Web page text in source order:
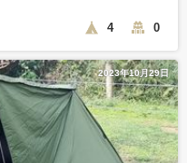
4 0
2023年10月29日